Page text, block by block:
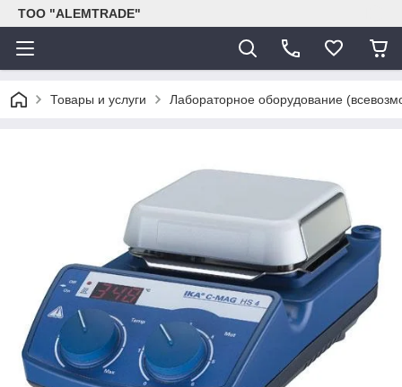
ТОО "ALEMTRADE"
Товары и услуги Лабораторное оборудование